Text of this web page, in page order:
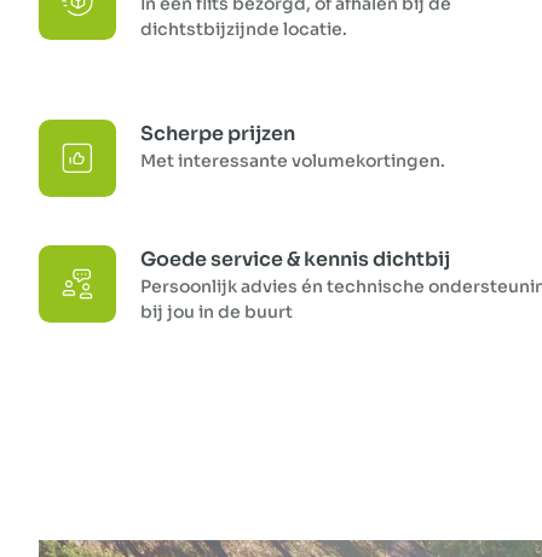
dichtstbijzijnde locatie.
Scherpe prijzen
Met interessante volumekortingen.
Goede service & kennis dichtbij
Persoonlijk advies én technische
bij jou in de buurt